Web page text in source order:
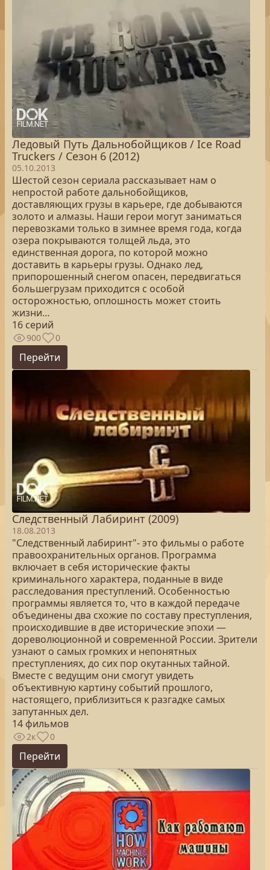
Ледовый Путь Дальнобойщиков / Ice Road
Truckers / Сезон 6 (2012)
05.10.2013
Шестой сезон сериала рассказывает нам о
непростой работе дальнобойщиков,
доставляющих грузы в карьере, где добываются
золото и алмазы. Наши герои могут заниматься
перевозками только в зимнее время года, когда
озера покрываются толщей льда, это
единственная дорога, по которой можно
доставить в карьеры грузы. Однако лед,
припорошенный снегом опасен, передвигаться
большегрузам приходится с особой
осторожностью, оплошность может стоить
жизни…
16 серий
900 0
Перейти
Следственный Лабиринт (2009)
18.08.2013
"Следственный лабиринт"- это фильмы о работе
правоохранительных органов. Программа
включает в себя исторические факты
криминального характера, поданные в виде
расследования преступлений. Особенностью
программы является то, что в каждой передаче
объединены два схожие по составу преступления,
происходившие в две исторические эпохи —
дореволюционной и современной России. Зрители
узнают о самых громких и непонятных
преступлениях, до сих пор окутанных тайной.
Вместе с ведущим они смогут увидеть
объективную картину событий прошлого,
настоящего, приблизиться к разгадке самых
запутанных дел.
14 фильмов
2к 0
Перейти